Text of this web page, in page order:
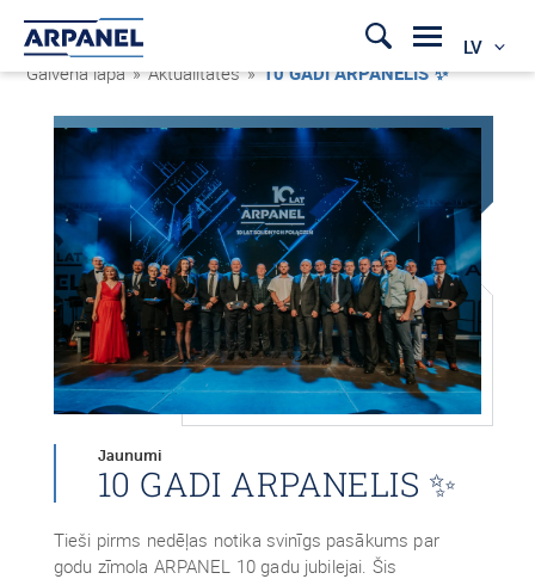
LV
Galvenā lapa » Aktualitātes »10 GADI ARPANELIS ✨
Jaunumi
10 GADI ARPANELIS ✨
Tieši pirms nedēļas notika svinīgs pasākums par
godu zīmola ARPANEL 10 gadu jubilejai. Šis